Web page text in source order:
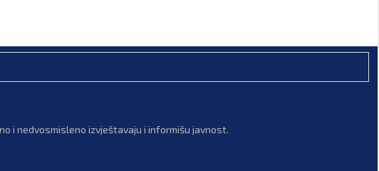
i nedvosmisleno izvještavaju i informišu javnost.